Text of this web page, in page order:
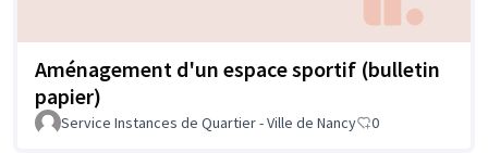
Aménagement d'un espace sportif (bulletin
papier)
Service Instances de Quartier - Ville de Nancy 0